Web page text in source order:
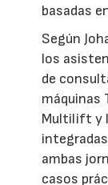
basadas
Según
los
de
máquinas
Multilift y
ambas
casos